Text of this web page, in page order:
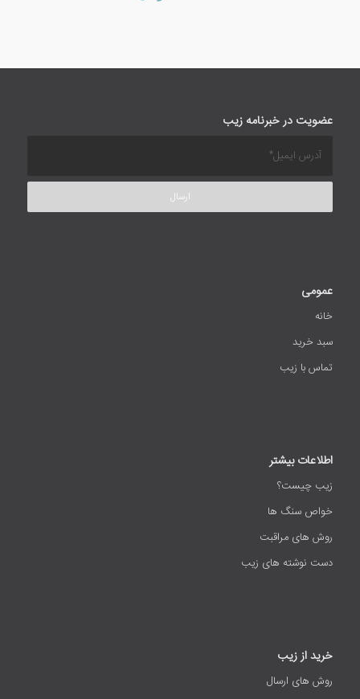
عضویت در خبرنامه زیب
عمومی
خانه
سبد خرید
تماس با زیب
اطلاعات بیشتر
زیب چیست؟
خواص سنگ ها
روش های مراقبت
دست نوشته های زیب
خرید از زیب
روش های ارسال